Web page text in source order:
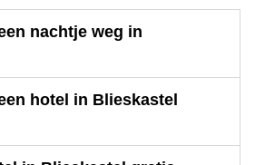
nachtje weg in
hotel in Blieskastel